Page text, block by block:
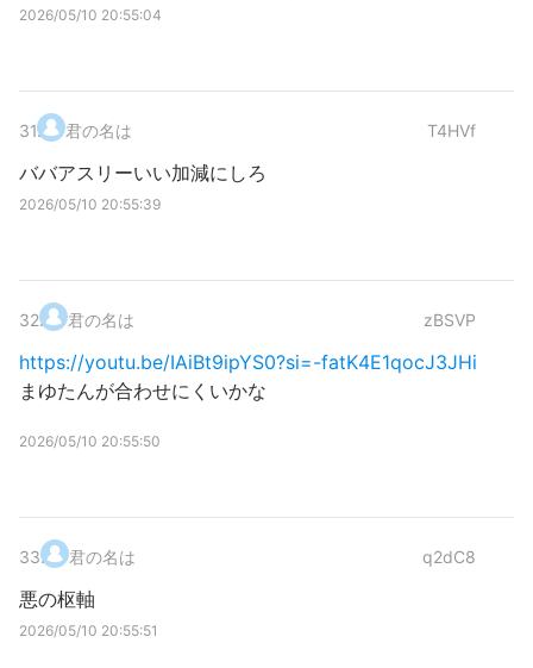
2026/05/10 20:55:04
31. 君の名は T4HVf
ババアスリーいい加減にしろ
2026/05/10 20:55:39
32. 君の名は zBSVP
https://youtu.be/IAiBt9ipYS0?si=-fatK4E1qocJ3JHi
まゆたんが合わせにくいかな
2026/05/10 20:55:50
33. 君の名は q2dC8
悪の枢軸
2026/05/10 20:55:51